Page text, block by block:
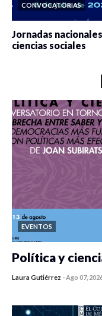
CONVOCATORIAS
Jornadas
ciencias sociales
EVENTOS
Política y
Laura Gutiérrez -Ago 07,